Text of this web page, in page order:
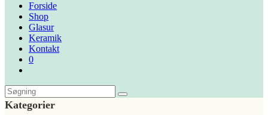
Forside
Shop
Glasur
Keramik
Kontakt
0
Kategorier